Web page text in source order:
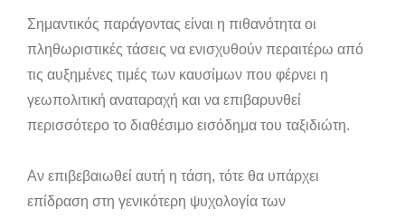
Σημαντικός παράγοντας είναι η πιθανότητα οι
πληθωριστικές τάσεις να ενισχυθούν περαιτέρω από
τις αυξημένες τιμές των καυσίμων που φέρνει η
γεωπολιτική αναταραχή και να επιβαρυνθεί
περισσότερο το διαθέσιμο εισόδημα του ταξιδιώτη.
Αν επιβεβαιωθεί αυτή η τάση, τότε θα υπάρχει
επίδραση στη γενικότερη ψυχολογία των